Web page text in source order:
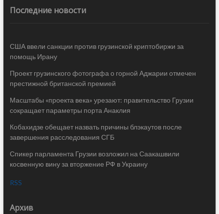
Последние новости
США ввели санкции против грузинской криптобиржи за
помощь Ирану
Проект грузинского фотографа о горной Аджарии отмечен
престижной британской премией
Масштабы «проекта века» урезают: правительство Грузии
сокращает параметры порта Анаклия
Кобахидзе обещает назвать причины блэкаутов после
завершения расследования СГБ
Спикер парламента Грузии возложил на Саакашвили
косвенную вину за вторжение РФ в Украину
RSS
Архив